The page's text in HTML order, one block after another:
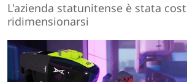
L'azienda statunitense è stata
ridimensionarsi